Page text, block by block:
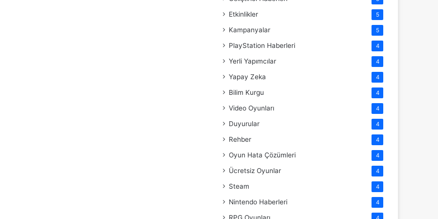
Etkinlikler 5
Kampanyalar 5
PlayStation Haberleri 4
Yerli Yapımcılar 4
Yapay Zeka 4
Bilim Kurgu 4
Video Oyunları 4
Duyurular 4
Rehber 4
Oyun Hata Çözümleri 4
Ücretsiz Oyunlar 4
Steam 4
Nintendo Haberleri 4